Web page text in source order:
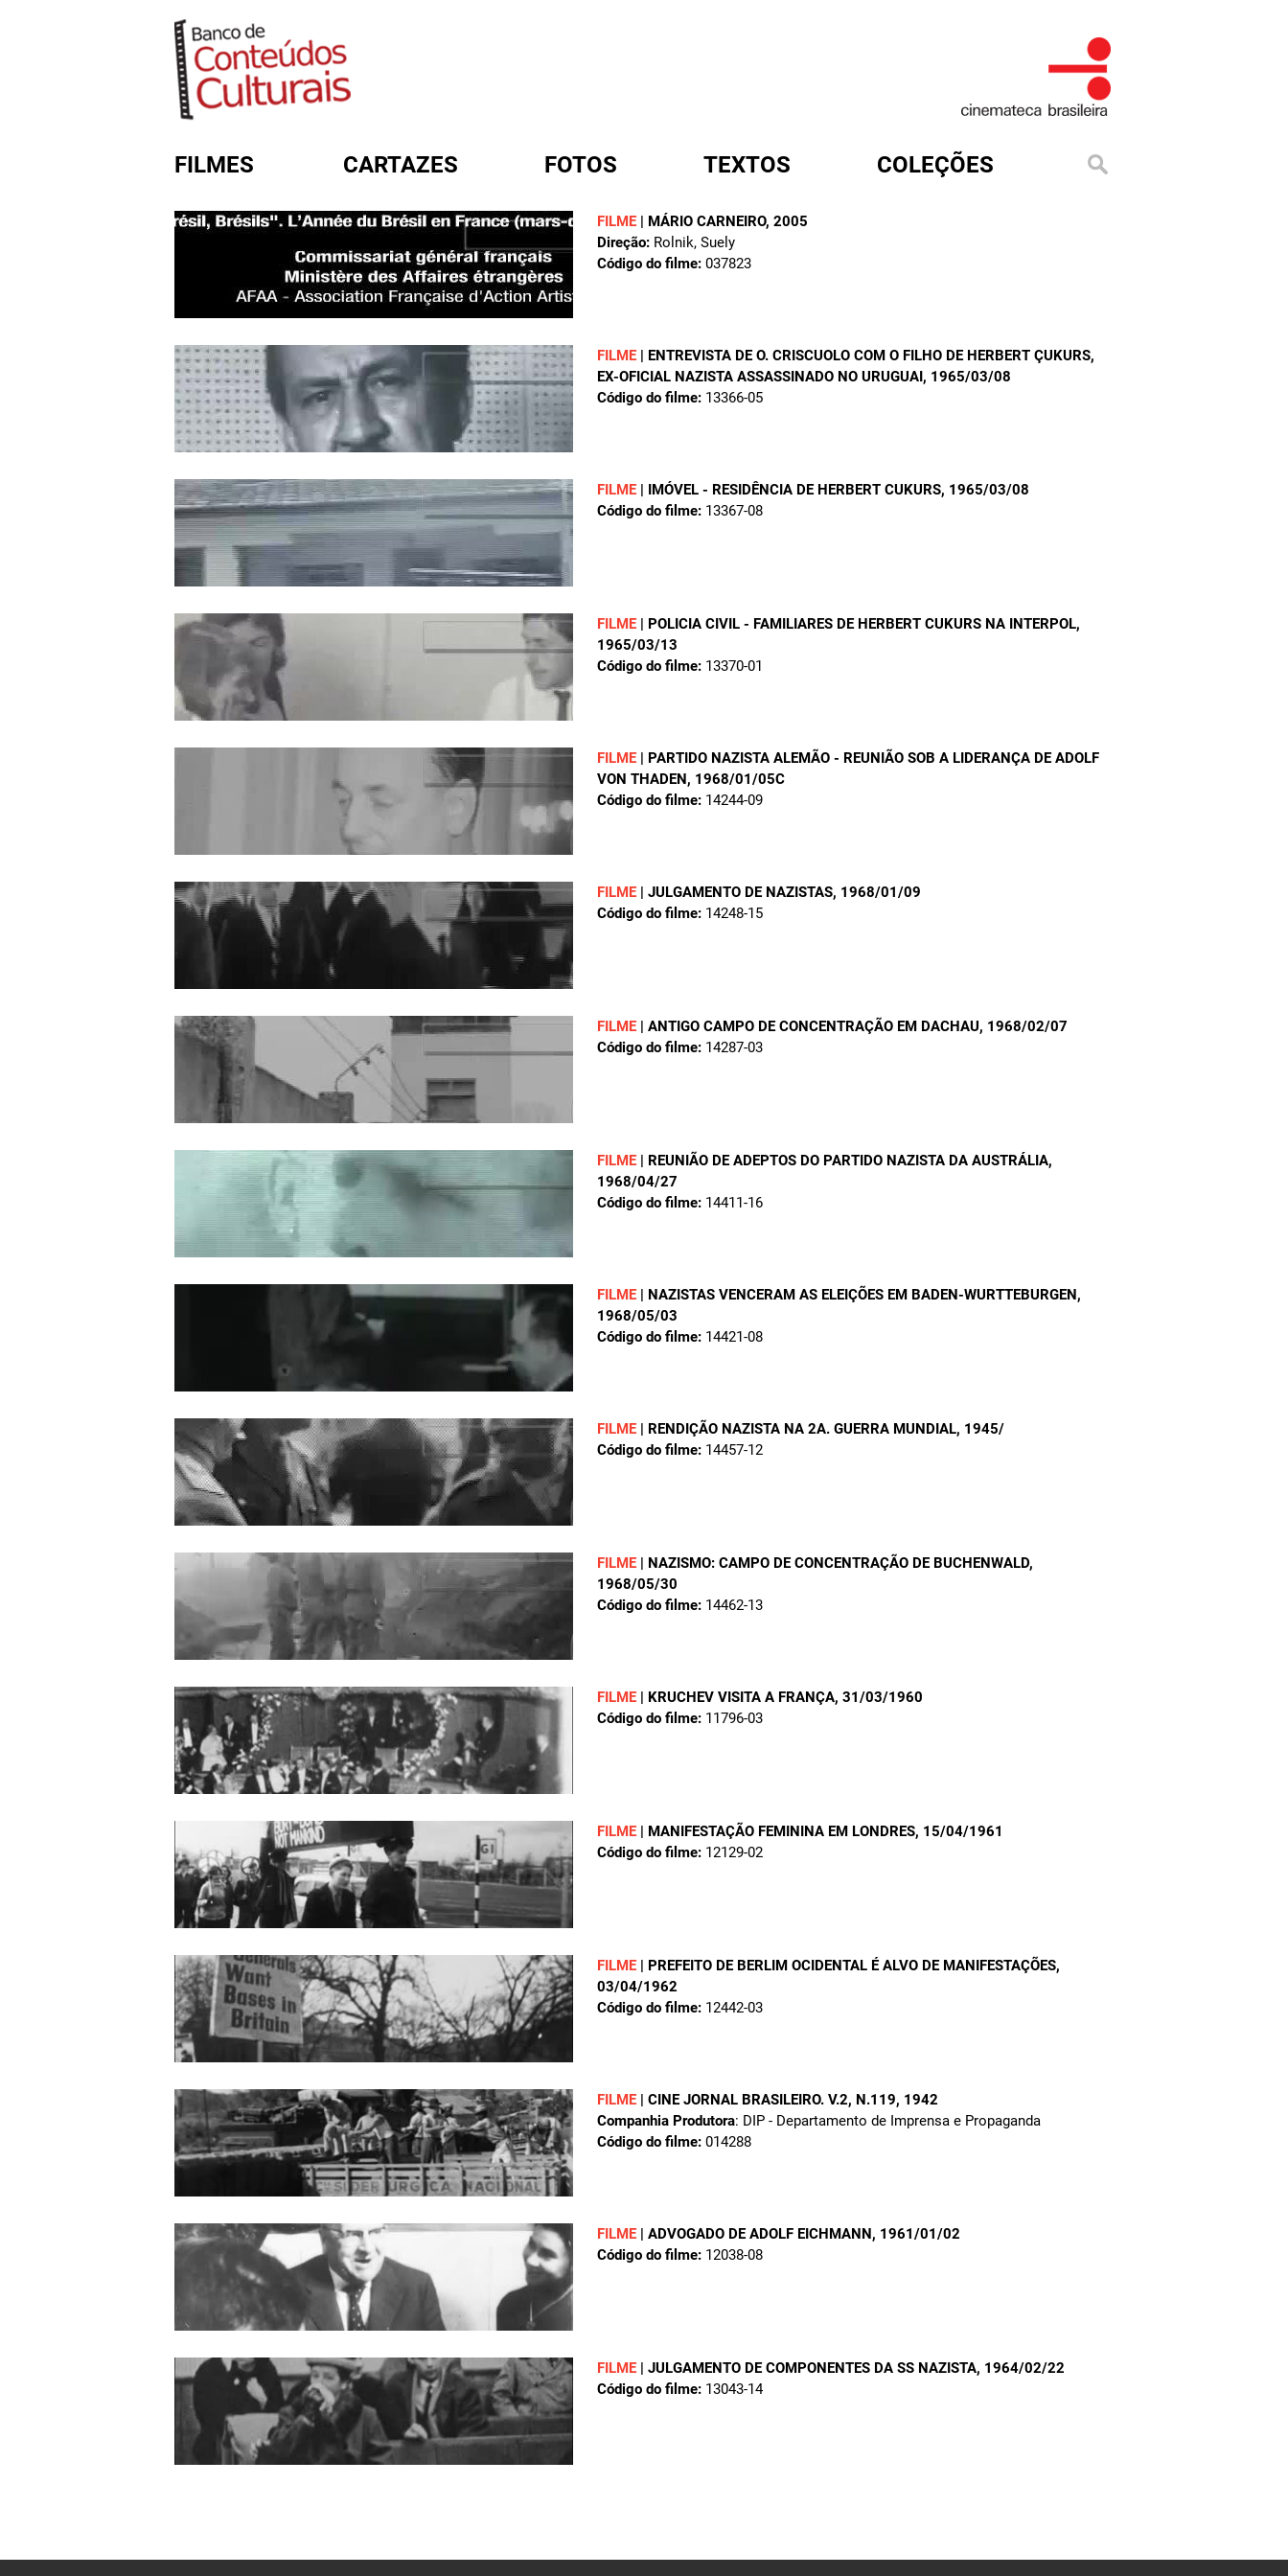
FILMES CARTAZES FOTOS TEXTOS COLEÇÕES
FILME | MÁRIO CARNEIRO, 2005
Direção: Rolnik, Suely
Código do filme: 037823
FILME | ENTREVISTA DE O. CRISCUOLO COM O FILHO DE HERBERT ÇUKURS,
EX-OFICIAL NAZISTA ASSASSINADO NO URUGUAI, 1965/03/08
Código do filme: 13366-05
FILME | IMÓVEL - RESIDÊNCIA DE HERBERT CUKURS, 1965/03/08
Código do filme: 13367-08
FILME | POLICIA CIVIL - FAMILIARES DE HERBERT CUKURS NA INTERPOL,
1965/03/13
Código do filme: 13370-01
FILME | PARTIDO NAZISTA ALEMÃO - REUNIÃO SOB A LIDERANÇA DE ADOLF
VON THADEN, 1968/01/05C
Código do filme: 14244-09
FILME | JULGAMENTO DE NAZISTAS, 1968/01/09
Código do filme: 14248-15
FILME | ANTIGO CAMPO DE CONCENTRAÇÃO EM DACHAU, 1968/02/07
Código do filme: 14287-03
FILME | REUNIÃO DE ADEPTOS DO PARTIDO NAZISTA DA AUSTRÁLIA,
1968/04/27
Código do filme: 14411-16
FILME | NAZISTAS VENCERAM AS ELEIÇÕES EM BADEN-WURTTEBURGEN,
1968/05/03
Código do filme: 14421-08
FILME | RENDIÇÃO NAZISTA NA 2A. GUERRA MUNDIAL, 1945/
Código do filme: 14457-12
FILME | NAZISMO: CAMPO DE CONCENTRAÇÃO DE BUCHENWALD,
1968/05/30
Código do filme: 14462-13
FILME | KRUCHEV VISITA A FRANÇA, 31/03/1960
Código do filme: 11796-03
FILME | MANIFESTAÇÃO FEMININA EM LONDRES, 15/04/1961
Código do filme: 12129-02
FILME | PREFEITO DE BERLIM OCIDENTAL É ALVO DE MANIFESTAÇÕES,
03/04/1962
Código do filme: 12442-03
FILME | CINE JORNAL BRASILEIRO. V.2, N.119, 1942
Companhia Produtora: DIP - Departamento de Imprensa e Propaganda
Código do filme: 014288
FILME | ADVOGADO DE ADOLF EICHMANN, 1961/01/02
Código do filme: 12038-08
FILME | JULGAMENTO DE COMPONENTES DA SS NAZISTA, 1964/02/22
Código do filme: 13043-14
FORMULÁRIO DE BUSCA